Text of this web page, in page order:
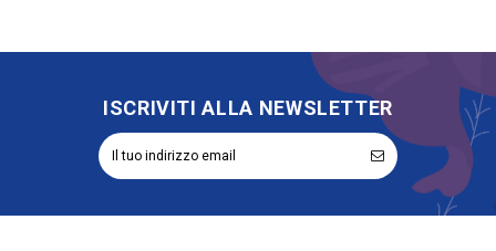
ISCRIVITI ALLA NEWSLETTER